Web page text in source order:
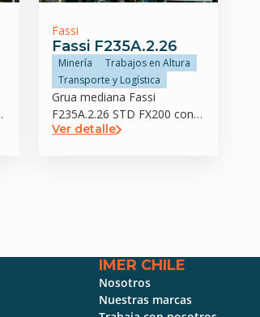
Fassi
Fassi F235A.2.26
Minería
Trabajos en Altura
Transporte y Logística
Grua mediana Fassi
F235A.2.26 STD FX200 con
estabilizador trasero
Ver detalle
IMER CHILE
Nosotros
Nuestras marcas